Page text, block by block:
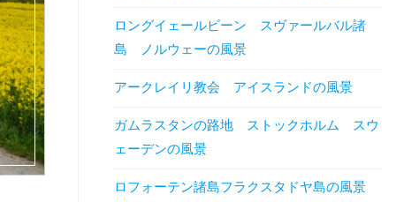
ロングイェールビーン スヴァールバル諸
島 ノルウェーの風景
アークレイリ教会 アイスランドの風景
ガムラスタンの路地 ストックホルム スウ
ェーデンの風景
ロフォーテン諸島フラクスタドヤ島の風景